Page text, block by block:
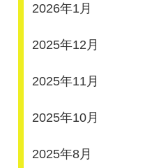
2026年1月
2025年12月
2025年11月
2025年10月
2025年8月